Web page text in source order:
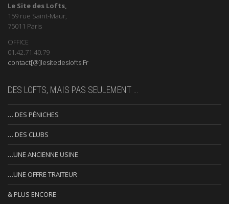
Le Site des Lofts,
159 rue Saint-Maur,
75011 Paris
OFFICE
01.42.71.40.79
contact[@]lesitedeslofts.Fr
DES LOFTS, MAIS PAS SEULEMENT …
… DES PÉNICHES
… DES CLUBS
…UNE ANCIENNE USINE
…UNE OFFRE TRAITEUR
& PLUS ENCORE